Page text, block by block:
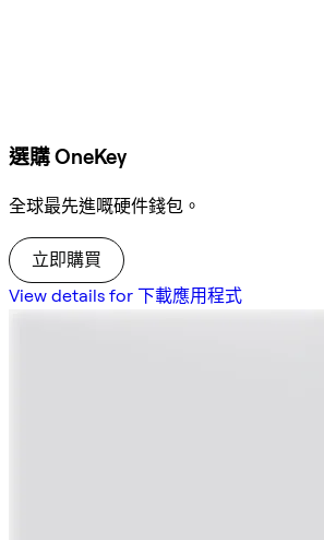
選購 OneKey
全球最先進嘅硬件錢包。
立即購買
View details for 下載應用程式